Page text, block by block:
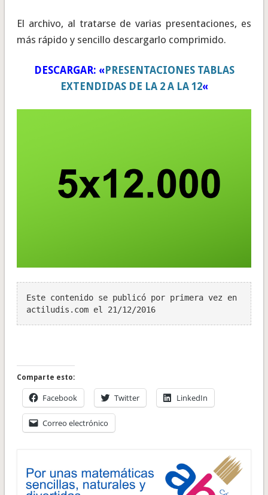
El archivo, al tratarse de varias presentaciones, es
más rápido y sencillo descargarlo comprimido.
DESCARGAR: «PRESENTACIONES TABLAS
EXTENDIDAS DE LA 2 A LA 12«
Este contenido se publicó por primera vez en
actiludis.com el 21/12/2016
Comparte esto:
Facebook Twitter LinkedIn
Correo electrónico